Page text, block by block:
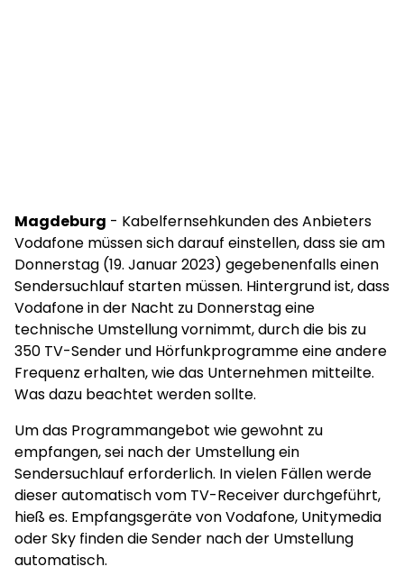
Magdeburg - Kabelfernsehkunden des Anbieters
Vodafone müssen sich darauf einstellen, dass sie am
Donnerstag (19. Januar 2023) gegebenenfalls einen
Sendersuchlauf starten müssen. Hintergrund ist, dass
Vodafone in der Nacht zu Donnerstag eine
technische Umstellung vornimmt, durch die bis zu
350 TV-Sender und Hörfunkprogramme eine andere
Frequenz erhalten, wie das Unternehmen mitteilte.
Was dazu beachtet werden sollte.
Um das Programmangebot wie gewohnt zu
empfangen, sei nach der Umstellung ein
Sendersuchlauf erforderlich. In vielen Fällen werde
dieser automatisch vom TV-Receiver durchgeführt,
hieß es. Empfangsgeräte von Vodafone, Unitymedia
oder Sky finden die Sender nach der Umstellung
automatisch.